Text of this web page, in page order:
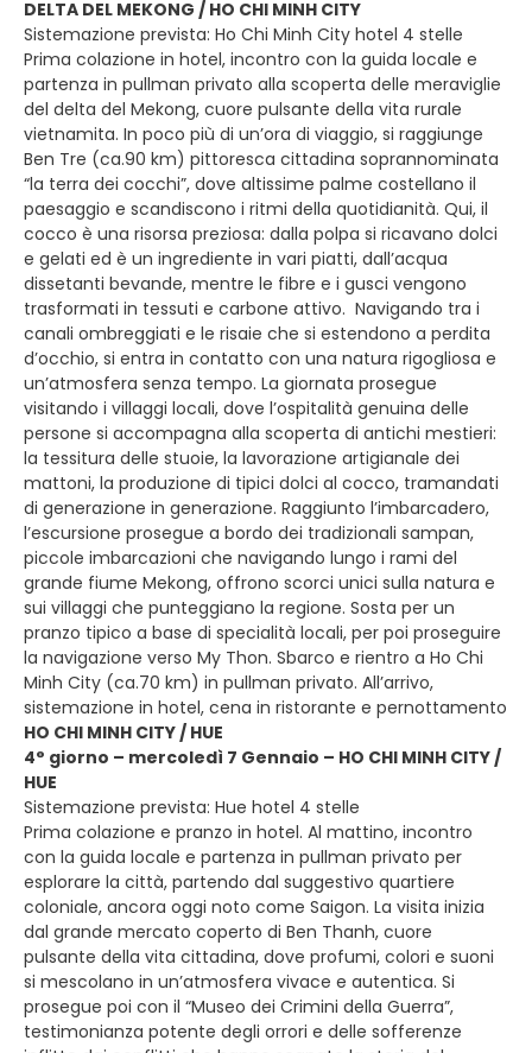
DELTA DEL MEKONG / HO CHI MINH CITY
Sistemazione prevista: Ho Chi Minh City hotel 4 stelle
Prima colazione in hotel, incontro con la guida locale e
partenza in pullman privato alla scoperta delle meraviglie
del delta del Mekong, cuore pulsante della vita rurale
vietnamita. In poco più di un’ora di viaggio, si raggiunge
Ben Tre (ca.90 km) pittoresca cittadina soprannominata
“la terra dei cocchi”, dove altissime palme costellano il
paesaggio e scandiscono i ritmi della quotidianità. Qui, il
cocco è una risorsa preziosa: dalla polpa si ricavano dolci
e gelati ed è un ingrediente in vari piatti, dall’acqua
dissetanti bevande, mentre le fibre e i gusci vengono
trasformati in tessuti e carbone attivo. Navigando tra i
canali ombreggiati e le risaie che si estendono a perdita
d’occhio, si entra in contatto con una natura rigogliosa e
un’atmosfera senza tempo. La giornata prosegue
visitando i villaggi locali, dove l’ospitalità genuina delle
persone si accompagna alla scoperta di antichi mestieri:
la tessitura delle stuoie, la lavorazione artigianale dei
mattoni, la produzione di tipici dolci al cocco, tramandati
di generazione in generazione. Raggiunto l’imbarcadero,
l’escursione prosegue a bordo dei tradizionali sampan,
piccole imbarcazioni che navigando lungo i rami del
grande fiume Mekong, offrono scorci unici sulla natura e
sui villaggi che punteggiano la regione. Sosta per un
pranzo tipico a base di specialità locali, per poi proseguire
la navigazione verso My Thon. Sbarco e rientro a Ho Chi
Minh City (ca.70 km) in pullman privato. All’arrivo,
sistemazione in hotel, cena in ristorante e pernottamento
HO CHI MINH CITY / HUE
4° giorno – mercoledì 7 Gennaio – HO CHI MINH CITY /
HUE
Sistemazione prevista: Hue hotel 4 stelle
Prima colazione e pranzo in hotel. Al mattino, incontro
con la guida locale e partenza in pullman privato per
esplorare la città, partendo dal suggestivo quartiere
coloniale, ancora oggi noto come Saigon. La visita inizia
dal grande mercato coperto di Ben Thanh, cuore
pulsante della vita cittadina, dove profumi, colori e suoni
si mescolano in un’atmosfera vivace e autentica. Si
prosegue poi con il “Museo dei Crimini della Guerra”,
testimonianza potente degli orrori e delle sofferenze